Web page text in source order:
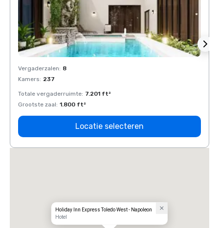
Vergaderzalen: 8
Kamers: 237
Totale vergaderruimte: 7.201 ft²
Grootste zaal: 1.800 ft²
Locatie selecteren
Holiday Inn Express Toledo West - Napoleon
Hotel